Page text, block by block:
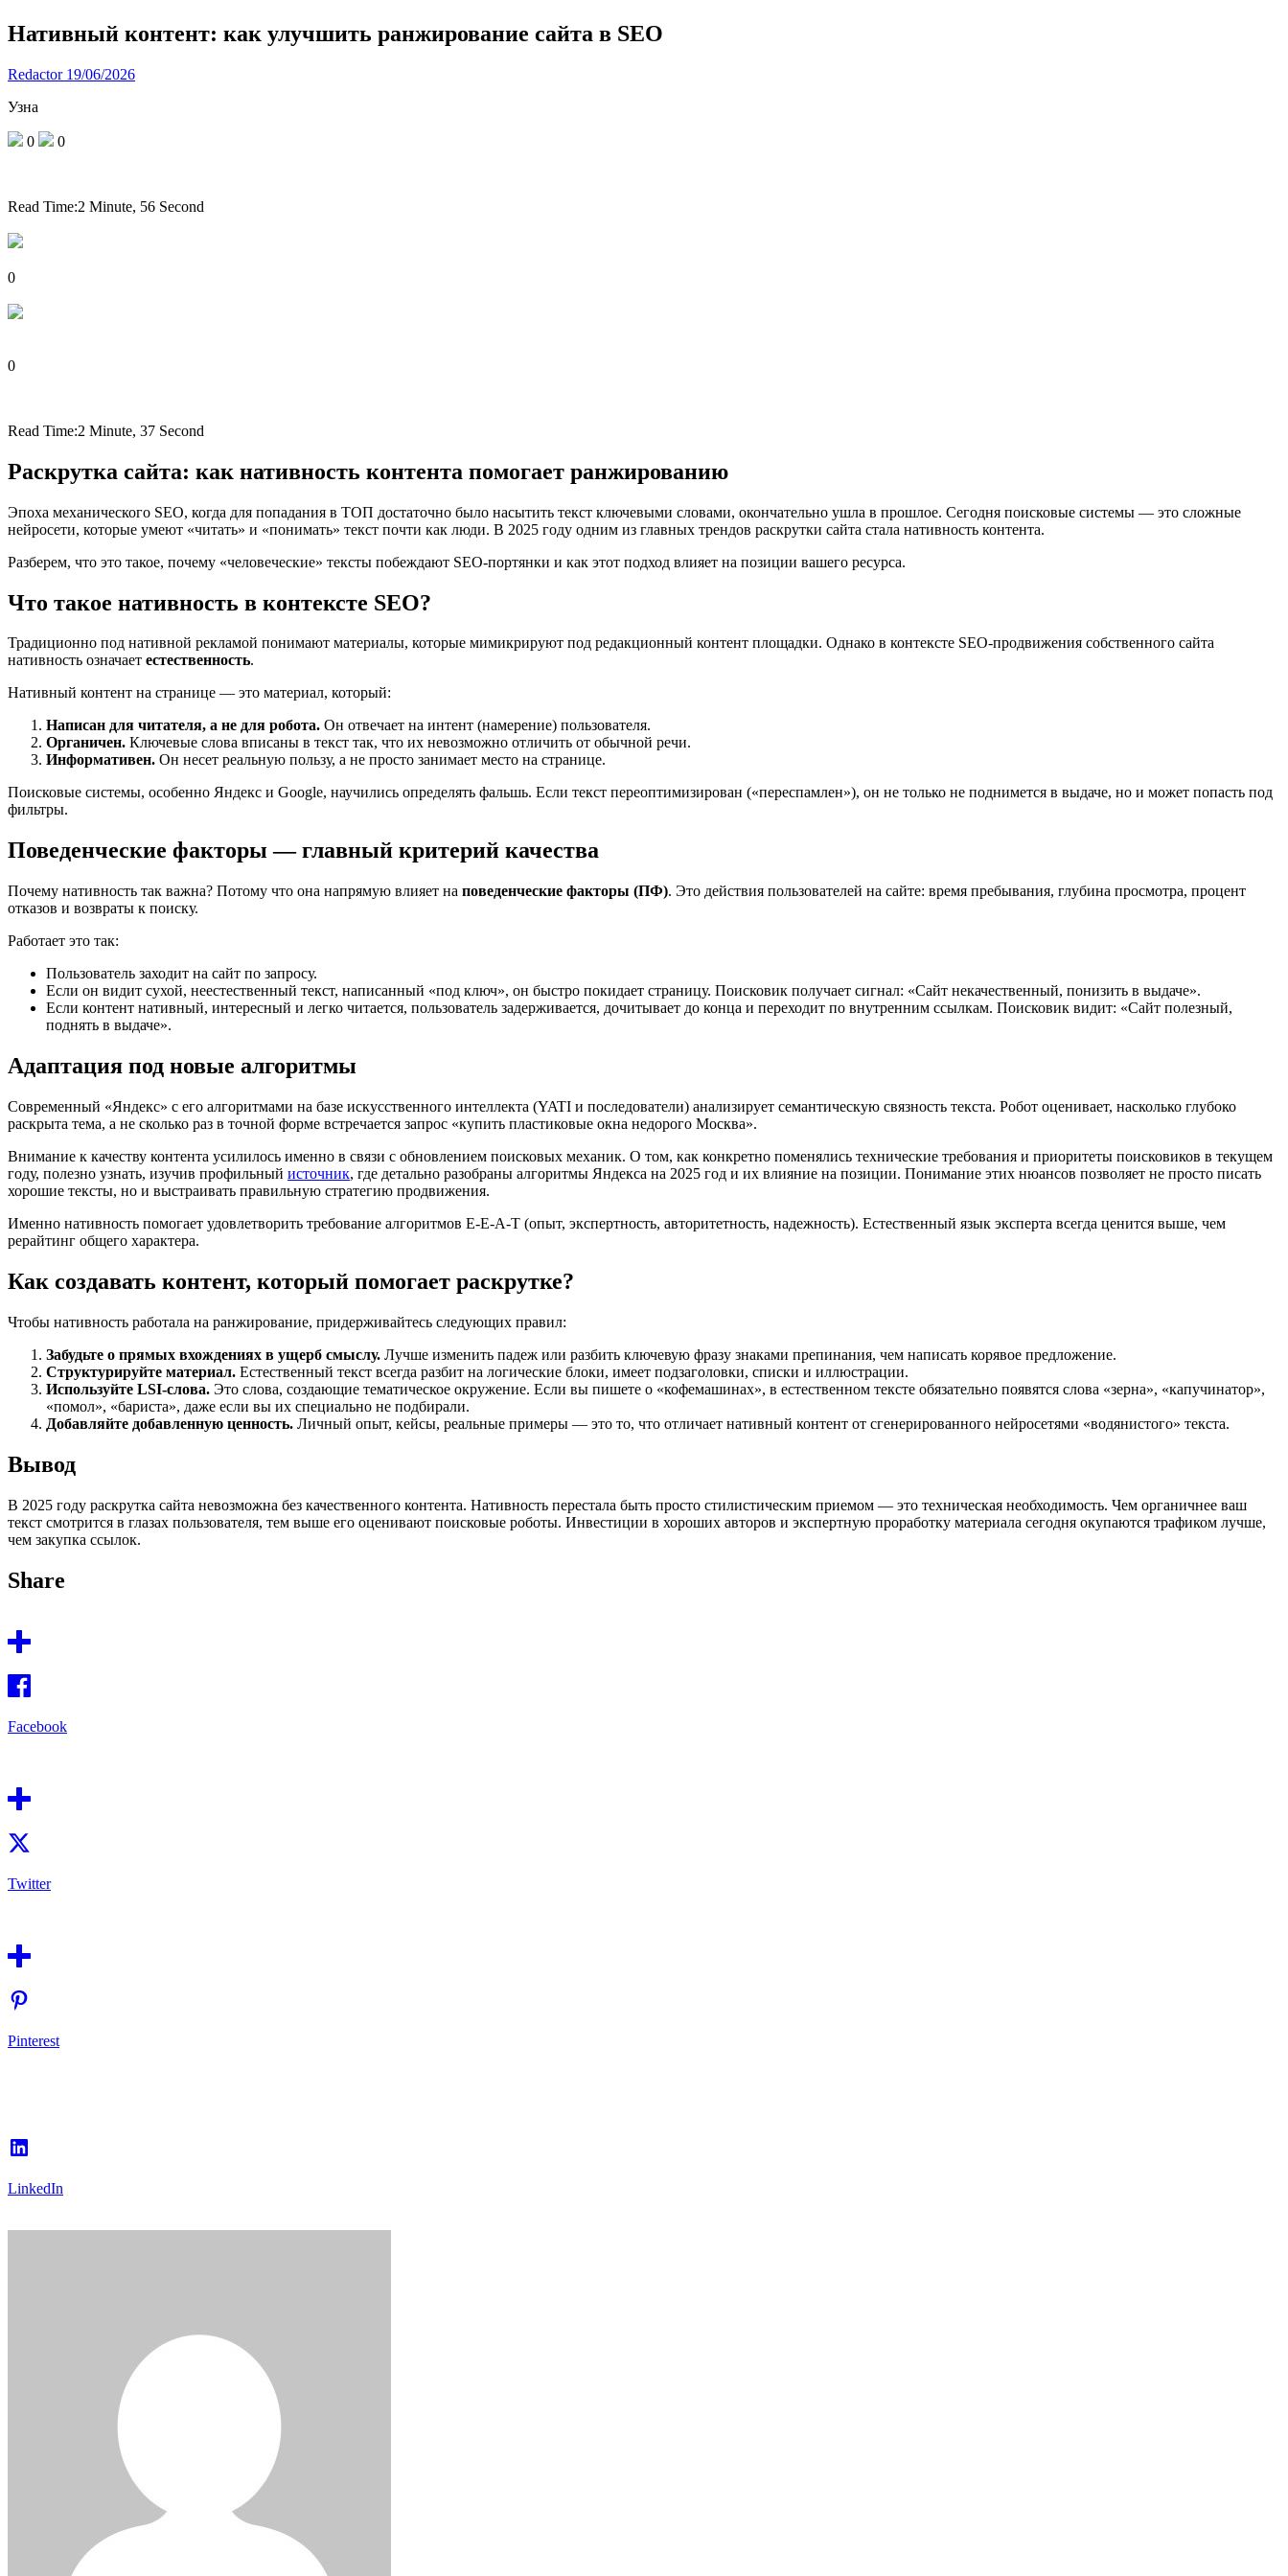
Нативный контент: как улучшить ранжирование сайта в SEO
Redactor 19/06/2026
Узна
0 0
Read Time:2 Minute, 56 Second
0
0
Read Time:2 Minute, 37 Second
Раскрутка сайта: как нативность контента помогает ранжированию
Эпоха механического SEO, когда для попадания в ТОП достаточно было насытить текст ключевыми словами, окончательно ушла в прошлое. Сегодня поисковые системы — это сложные
нейросети, которые умеют «читать» и «понимать» текст почти как люди. В 2025 году одним из главных трендов раскрутки сайта стала нативность контента.
Разберем, что это такое, почему «человеческие» тексты побеждают SEO-портянки и как этот подход влияет на позиции вашего ресурса.
Что такое нативность в контексте SEO?
Традиционно под нативной рекламой понимают материалы, которые мимикрируют под редакционный контент площадки. Однако в контексте SEO-продвижения собственного сайта
нативность означает естественность.
Нативный контент на странице — это материал, который:
Написан для читателя, а не для робота. Он отвечает на интент (намерение) пользователя.
Органичен. Ключевые слова вписаны в текст так, что их невозможно отличить от обычной речи.
Информативен. Он несет реальную пользу, а не просто занимает место на странице.
Поисковые системы, особенно Яндекс и Google, научились определять фальшь. Если текст переоптимизирован («переспамлен»), он не только не поднимется в выдаче, но и может попасть под
фильтры.
Поведенческие факторы — главный критерий качества
Почему нативность так важна? Потому что она напрямую влияет на поведенческие факторы (ПФ). Это действия пользователей на сайте: время пребывания, глубина просмотра, процент
отказов и возвраты к поиску.
Работает это так:
Пользователь заходит на сайт по запросу.
Если он видит сухой, неестественный текст, написанный «под ключ», он быстро покидает страницу. Поисковик получает сигнал: «Сайт некачественный, понизить в выдаче».
Если контент нативный, интересный и легко читается, пользователь задерживается, дочитывает до конца и переходит по внутренним ссылкам. Поисковик видит: «Сайт полезный,
поднять в выдаче».
Адаптация под новые алгоритмы
Современный «Яндекс» с его алгоритмами на базе искусственного интеллекта (YATI и последователи) анализирует семантическую связность текста. Робот оценивает, насколько глубоко
раскрыта тема, а не сколько раз в точной форме встречается запрос «купить пластиковые окна недорого Москва».
Внимание к качеству контента усилилось именно в связи с обновлением поисковых механик. О том, как конкретно поменялись технические требования и приоритеты поисковиков в текущем
году, полезно узнать, изучив профильный источник, где детально разобраны алгоритмы Яндекса на 2025 год и их влияние на позиции. Понимание этих нюансов позволяет не просто писать
хорошие тексты, но и выстраивать правильную стратегию продвижения.
Именно нативность помогает удовлетворить требование алгоритмов E-E-A-T (опыт, экспертность, авторитетность, надежность). Естественный язык эксперта всегда ценится выше, чем
рерайтинг общего характера.
Как создавать контент, который помогает раскрутке?
Чтобы нативность работала на ранжирование, придерживайтесь следующих правил:
Забудьте о прямых вхождениях в ущерб смыслу. Лучше изменить падеж или разбить ключевую фразу знаками препинания, чем написать корявое предложение.
Структурируйте материал. Естественный текст всегда разбит на логические блоки, имеет подзаголовки, списки и иллюстрации.
Используйте LSI-слова. Это слова, создающие тематическое окружение. Если вы пишете о «кофемашинах», в естественном тексте обязательно появятся слова «зерна», «капучинатор»,
«помол», «бариста», даже если вы их специально не подбирали.
Добавляйте добавленную ценность. Личный опыт, кейсы, реальные примеры — это то, что отличает нативный контент от сгенерированного нейросетями «водянистого» текста.
Вывод
В 2025 году раскрутка сайта невозможна без качественного контента. Нативность перестала быть просто стилистическим приемом — это техническая необходимость. Чем органичнее ваш
текст смотрится в глазах пользователя, тем выше его оценивают поисковые роботы. Инвестиции в хороших авторов и экспертную проработку материала сегодня окупаются трафиком лучше,
чем закупка ссылок.
Share
Facebook
Twitter
Pinterest
LinkedIn